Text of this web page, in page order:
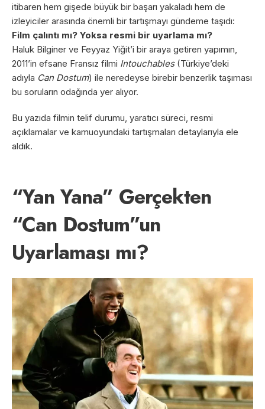
itibaren hem gişede büyük bir başarı yakaladı hem de
izleyiciler arasında önemli bir tartışmayı gündeme taşıdı:
Film çalıntı mı? Yoksa resmi bir uyarlama mı?
Haluk Bilginer ve Feyyaz Yiğit’i bir araya getiren yapımın,
2011’in efsane Fransız filmi Intouchables(Türkiye’deki
adıyla Can Dostum) ile neredeyse birebir benzerlik taşıması
bu soruların odağında yer alıyor.
Bu yazıda filmin telif durumu, yaratıcı süreci, resmi
açıklamalar ve kamuoyundaki tartışmaları detaylarıyla ele
aldık.
“Yan Yana” Gerçekten
“Can Dostum”un
Uyarlaması mı?